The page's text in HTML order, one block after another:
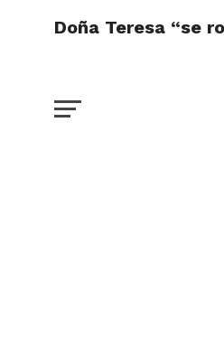
Doña Teresa “se